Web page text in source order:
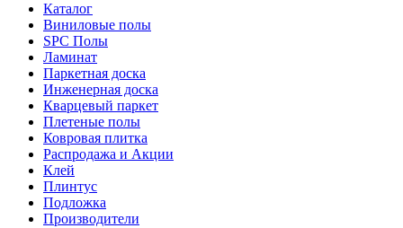
Каталог
Виниловые полы
SPC Полы
Ламинат
Паркетная доска
Инженерная доска
Кварцевый паркет
Плетеные полы
Ковровая плитка
Распродажа и Акции
Клей
Плинтус
Подложка
Производители